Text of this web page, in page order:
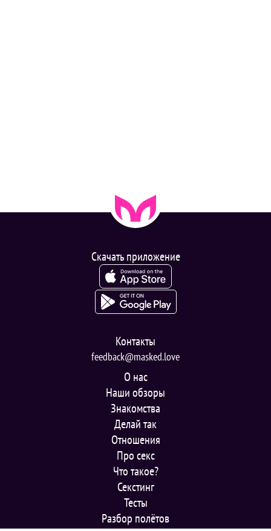
Скачать приложение
Контакты
feedback@masked.love
О нас
Наши обзоры
Знакомства
Делай так
Отношения
Про секс
Что такое?
Секстинг
Тесты
Разбор полётов